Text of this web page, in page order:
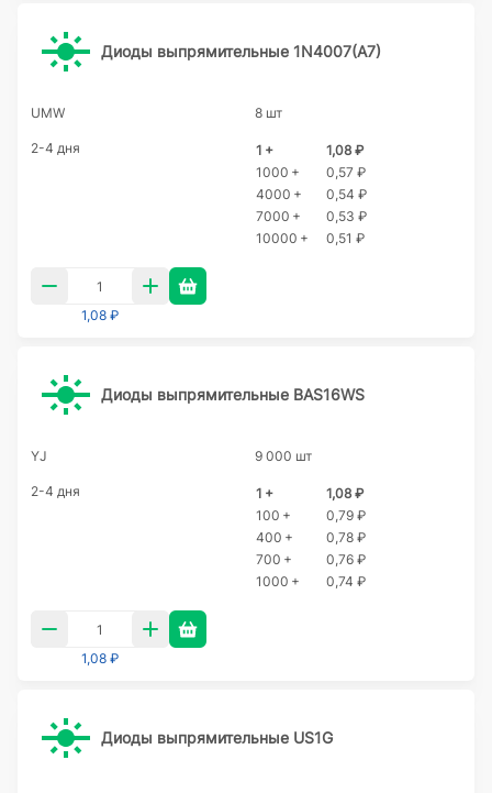
Диоды выпрямительные 1N4007(A7)
UMW 8 шт
2-4 дня 1 +
1,08 ₽
1000 +
0,57 ₽
4000 +
0,54 ₽
7000 +
0,53 ₽
10000 +
0,51 ₽
1,08 ₽
Диоды выпрямительные BAS16WS
YJ 9 000 шт
2-4 дня 1 +
1,08 ₽
100 +
0,79 ₽
400 +
0,78 ₽
700 +
0,76 ₽
1000 +
0,74 ₽
1,08 ₽
Диоды выпрямительные US1G